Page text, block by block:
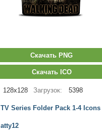
Скачать PNG
Скачать ICO
128x128 Загрузок: 5398
TV Series Folder Pack 1-4 Icons
atty12